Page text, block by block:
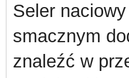
Seler
smacznym
znaleźć w